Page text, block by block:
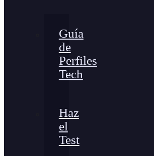
Guía
de
Perfiles
Tech
Haz
el
Test